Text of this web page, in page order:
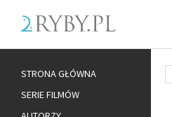
STRONA GŁÓWNA
SERIE FILMÓW